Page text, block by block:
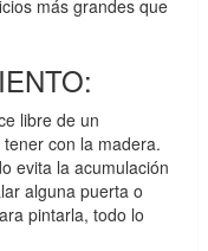
más grandes que
libre de un
con la madera.
evita la acumulación
alguna puerta o
pintarla, todo lo